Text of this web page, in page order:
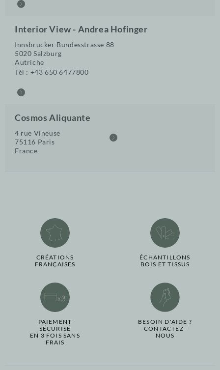
Interior View - Andrea Hofinger
Innsbrucker Bundesstrasse 88
5020 Salzburg
Autriche
Tél : +43 650 6477800
Cosmos Aliquante
4 rue Vineuse
75116 Paris
France
CRÉATIONS
FRANÇAISES
ÉCHANTILLONS
BOIS ET TISSUS
PAIEMENT
SÉCURISÉ
EN 3 FOIS SANS
FRAIS
BESOIN D'AIDE ?
CONTACTEZ-
NOUS